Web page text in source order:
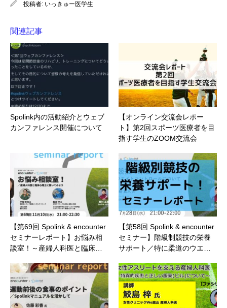
投稿者: いっきゅー医学生
関連記事
Spolink内の活動紹介とウェブ
カンファレンス開催について
【オンライン交流会レポー
ト】第2回スポーツ医療者を目
指す学生のZOOM交流会
【第69回 Spolink & encounter
セミナーレポート】お悩み相
談室！～産婦人科医と臨床…
【第58回 Spolink & encounter
セミナー】階級制競技の栄養
サポート／特に柔道のウエ…